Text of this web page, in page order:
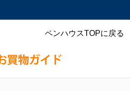
ペンハウスTOPに戻る